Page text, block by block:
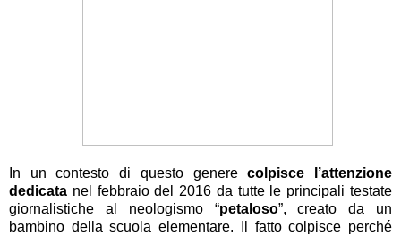
In un contesto di questo generecolpisce l’attenzione
dedicata nel febbraio del 2016 da tutte le principali testate
giornalistiche al neologismo “petaloso”, creato da un
bambino della scuola elementare. Il fatto colpisce perché